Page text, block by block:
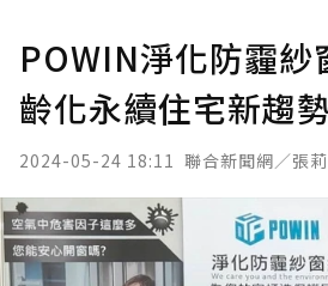
POWIN淨化防霾紗
齡化永續住宅新趨
2024-05-24 18:11 聯合新聞網／張莉